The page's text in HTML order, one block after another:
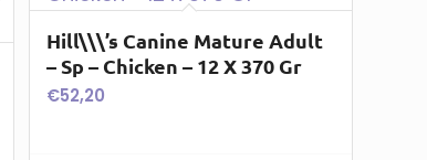
Hill\\\’s Canine Mature Adult
– Sp – Chicken – 12 X 370 Gr
€52,20